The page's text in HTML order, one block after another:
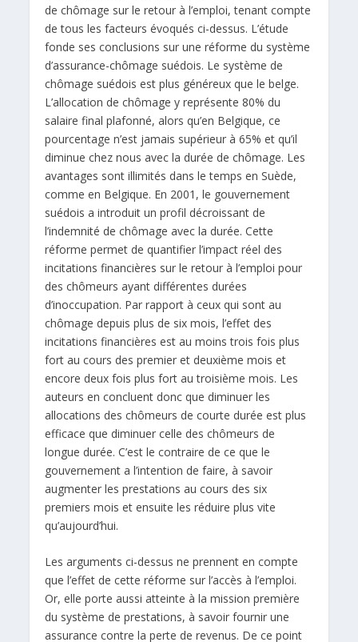
de chômage sur le retour à l’emploi, tenant compte
de tous les facteurs évoqués ci-dessus. L’étude
fonde ses conclusions sur une réforme du système
d’assurance-chômage suédois. Le système de
chômage suédois est plus généreux que le belge.
L’allocation de chômage y représente 80% du
salaire final plafonné, alors qu’en Belgique, ce
pourcentage n’est jamais supérieur à 65% et qu’il
diminue chez nous avec la durée de chômage. Les
avantages sont illimités dans le temps en Suède,
comme en Belgique. En 2001, le gouvernement
suédois a introduit un profil décroissant de
l’indemnité de chômage avec la durée. Cette
réforme permet de quantifier l’impact réel des
incitations financières sur le retour à l’emploi pour
des chômeurs ayant différentes durées
d’inoccupation. Par rapport à ceux qui sont au
chômage depuis plus de six mois, l’effet des
incitations financières est au moins trois fois plus
fort au cours des premier et deuxième mois et
encore deux fois plus fort au troisième mois. Les
auteurs en concluent donc que diminuer les
allocations des chômeurs de courte durée est plus
efficace que diminuer celle des chômeurs de
longue durée. C’est le contraire de ce que le
gouvernement a l’intention de faire, à savoir
augmenter les prestations au cours des six
premiers mois et ensuite les réduire plus vite
qu’aujourd’hui.
Les arguments ci-dessus ne prennent en compte
que l’effet de cette réforme sur l’accès à l’emploi.
Or, elle porte aussi atteinte à la mission première
du système de prestations, à savoir fournir une
assurance contre la perte de revenus. De ce point